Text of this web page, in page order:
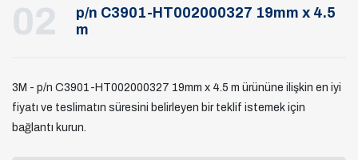
02
p/n C3901-HT002000327 19mm x 4.5
m
3M - p/n C3901-HT002000327 19mm x 4.5 m ürününe ilişkin en iyi
fiyatı ve teslimatın süresini belirleyen bir teklif istemek için
bağlantı kurun.